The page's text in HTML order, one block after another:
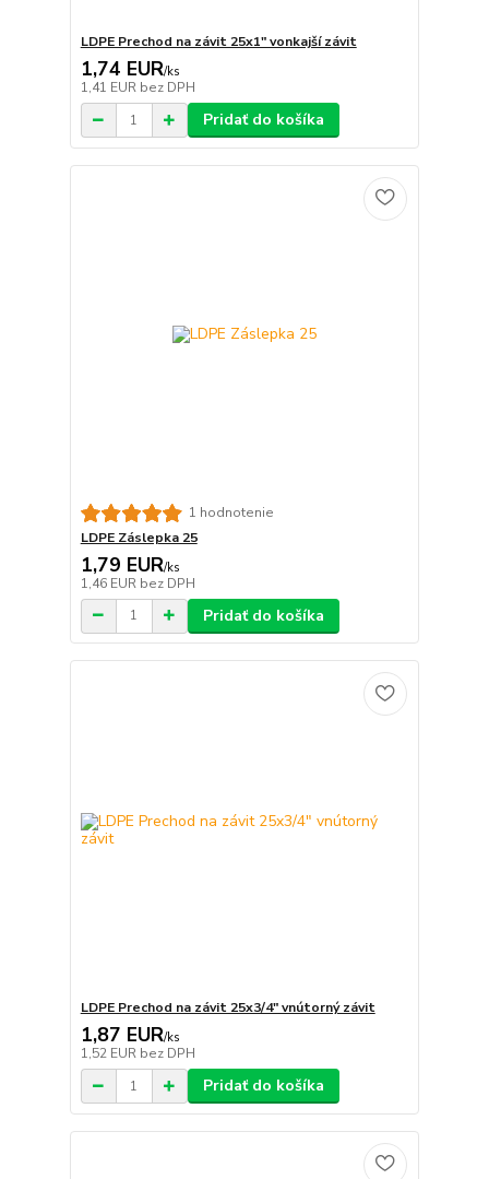
LDPE Prechod na závit 25x1" vonkajší závit
1,74 EUR/ks
1,41 EUR bez DPH
Pridať do košíka
1 hodnotenie
LDPE Záslepka 25
1,79 EUR/ks
1,46 EUR bez DPH
Pridať do košíka
LDPE Prechod na závit 25x3/4" vnútorný závit
1,87 EUR/ks
1,52 EUR bez DPH
Pridať do košíka